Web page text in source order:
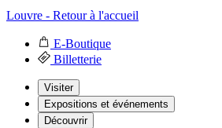
Louvre - Retour à l'accueil
E-Boutique
Billetterie
Visiter
Expositions et événements
Découvrir